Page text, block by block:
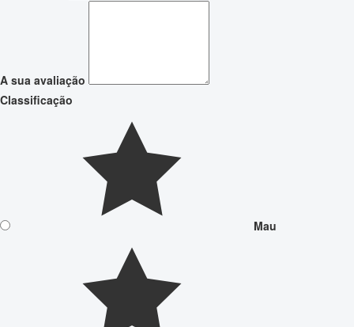
A sua avaliação
Classificação
Mau